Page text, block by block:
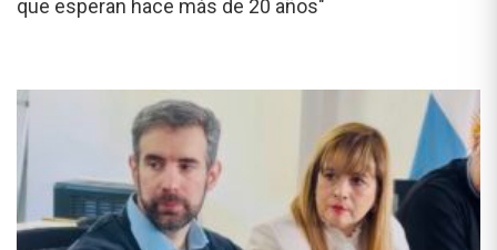
que esperan hace más de 20 años"